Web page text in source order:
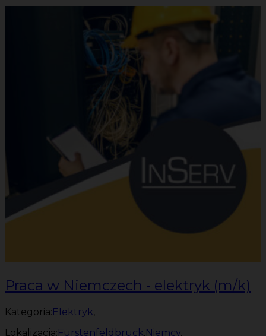
Praca w Niemczech - elektryk (m/k)
Kategoria: Elektryk,
Lokalizacja: Fürstenfeldbruck,Niemcy,